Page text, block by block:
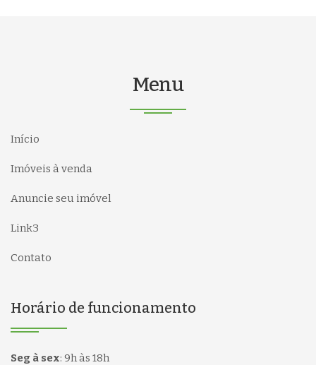
Menu
Início
Imóveis à venda
Anuncie seu imóvel
Link3
Contato
Horário de funcionamento
Seg à sex: 9h às 18h